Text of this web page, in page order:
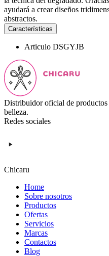
ayudará a crear diseños
abstractos.
Características
Articulo DSGYJB
Distribuidor oficial de productos
belleza.
Redes sociales
Chicaru
Home
Sobre nosotros
Productos
Ofertas
Servicios
Marcas
Contactos
Blog